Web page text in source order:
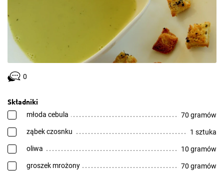
0
Składniki
młoda cebula 70 gramów
ząbek czosnku 1 sztuka
oliwa 10 gramów
groszek mrożony 70 gramów